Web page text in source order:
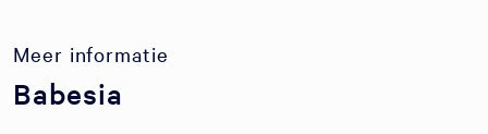
Meer informatie
Babesia